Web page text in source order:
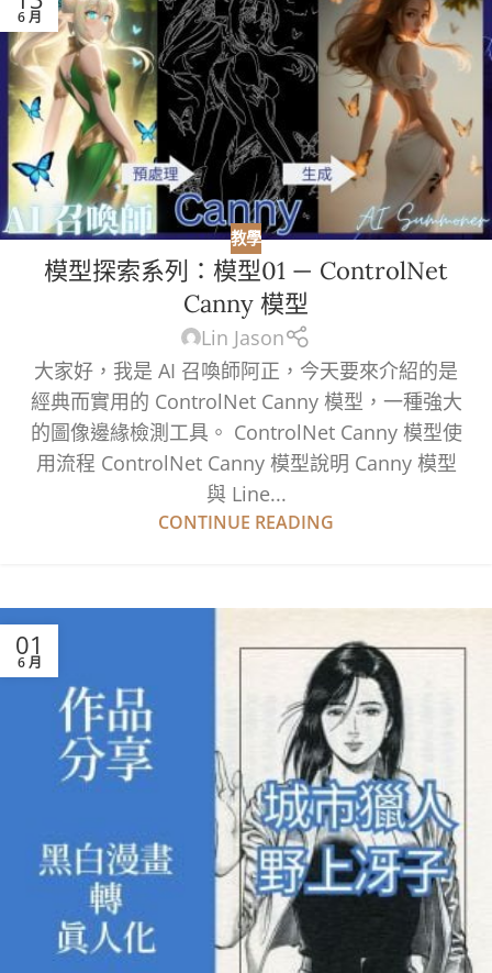
6 月
教學
模型探索系列：模型01 — ControlNet
Canny 模型
Lin Jason
大家好，我是 AI 召喚師阿正，今天要來介紹的是
經典而實用的 ControlNet Canny 模型，一種強大
的圖像邊緣檢測工具。 ControlNet Canny 模型使
用流程 ControlNet Canny 模型說明 Canny 模型
與 Line...
CONTINUE READING
01
6 月